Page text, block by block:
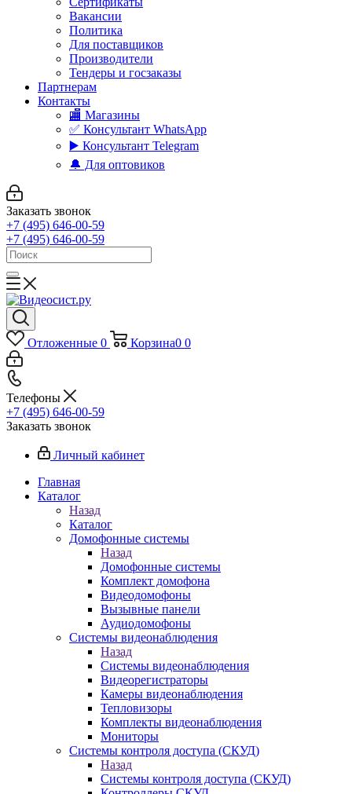
Вакансии
Политика
Для поставщиков
Производители
Тендеры и госзаказы
Партнерам
Контакты
🏬 Магазины
✅️ Консультант WhatsApp
▶️ Консультант Telegram
🔔 Для оптовиков
Заказать звонок
+7 (495) 646-00-59
+7 (495) 646-00-59
Отложенные 0 Корзина0 0
Телефоны
+7 (495) 646-00-59
Заказать звонок
Личный кабинет
Главная
Каталог
Назад
Каталог
Домофонные системы
Назад
Домофонные системы
Комплект домофона
Видеодомофоны
Вызывные панели
Аудиодомофоны
Системы видеонаблюдения
Назад
Системы видеонаблюдения
Видеорегистраторы
Камеры видеонаблюдения
Тепловизоры
Комплекты видеонаблюдения
Мониторы
Системы контроля доступа (СКУД)
Назад
Системы контроля доступа (СКУД)